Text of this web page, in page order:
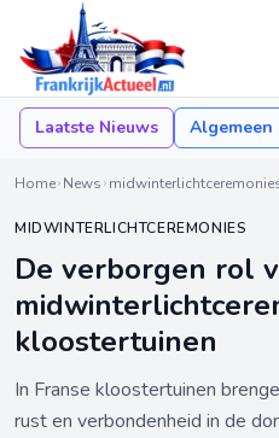
Laatste Nieuws Algemeen
Home News
MIDWINTERLICHTCEREMONIES
De verborgen rol
kloostertuinen
In Franse kloostertuinen
rust en verbondenheid in de